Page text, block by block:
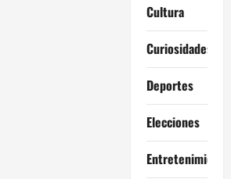
Cultura
Curiosidades
Deportes
Elecciones
Entretenimiento